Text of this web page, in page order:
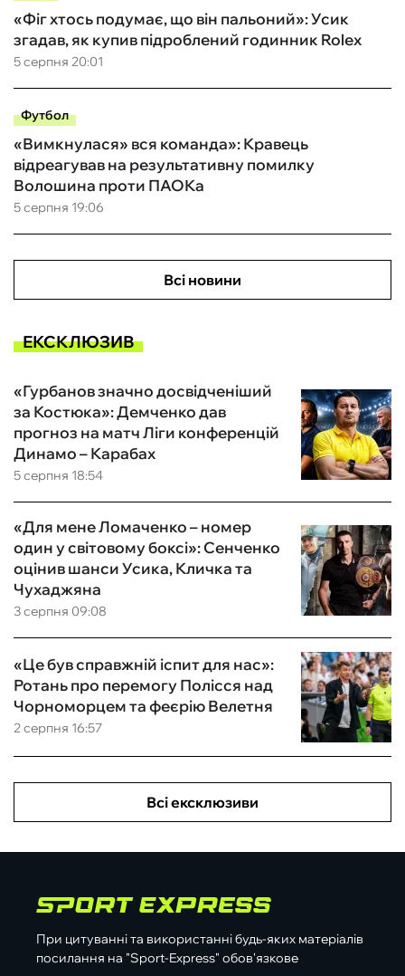
5 серпня 20:01
«Фіг хтось подумає, що він пальоний»: Усик
згадав, як купив підроблений годинник Rolex
Футбол
5 серпня 19:06
«Вимкнулася» вся команда»: Кравець
відреагував на результативну помилку
Волошина проти ПАОКа
Всі новини
ЕКСКЛЮЗИВ
5 серпня 18:54
«Гурбанов значно досвідченіший
за Костюка»: Демченко дав
прогноз на матч Ліги конференцій
Динамо – Карабах
3 серпня 09:08
«Для мене Ломаченко – номер
один у світовому боксі»: Сенченко
оцінив шанси Усика, Кличка та
Чухаджяна
2 серпня 16:57
«Це був справжній іспит для нас»:
Ротань про перемогу Полісся над
Чорноморцем та феєрію Велетня
Всі ексклюзиви
При цитуванні та використанні будь-яких матеріалів
посилання на "Sport-Express" обов'язкове